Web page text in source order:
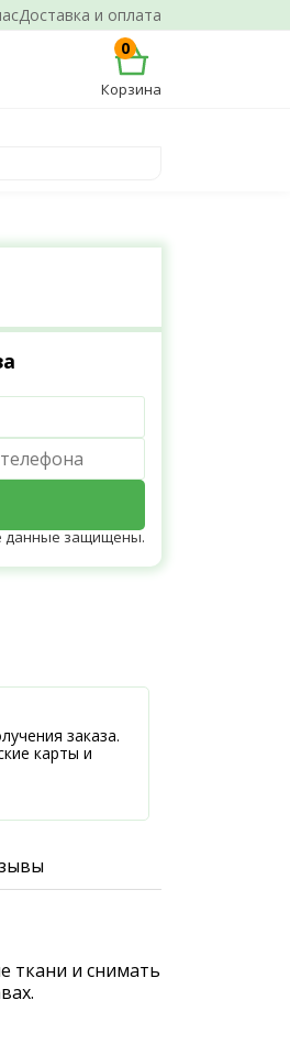
Доставка и оплата
0
Корзина
данные защищены.
заказа.
карты и
ткани и снимать